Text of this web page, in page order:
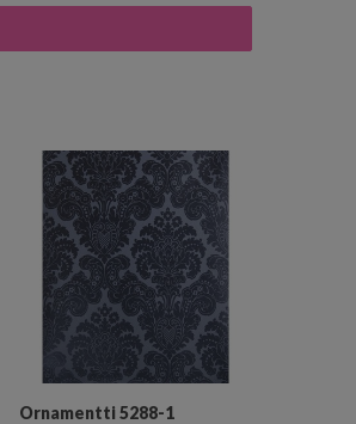
Ornamentti 5288-1